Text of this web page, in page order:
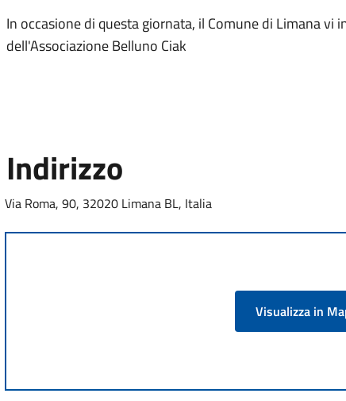
In occasione di questa giornata, il Comune di Limana
dell'Associazione Belluno Ciak
Indirizzo
Via Roma, 90, 32020 Limana BL, Italia
Visualizza in